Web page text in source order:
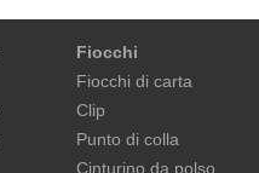
Fiocchi
Fiocchi di carta
Clip
Punto di colla
Cinturino da polso